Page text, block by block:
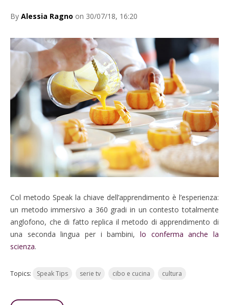
By Alessia Ragno on 30/07/18, 16:20
Col metodo Speak la chiave dell’apprendimento è l’esperienza:
un metodo immersivo a 360 gradi in un contesto totalmente
anglofono, che di fatto replica il metodo di apprendimento di
una seconda lingua per i bambini, lo conferma anche la
scienza.
Topics: Speak Tips serie tv cibo e cucina cultura